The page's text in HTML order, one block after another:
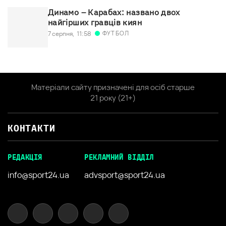
Динамо – Карабах: названо двох
найгірших гравців киян
7 серпня, 11:58 ФУТБОЛ
Матеріали сайту призначені для осіб старше
21 року (21+)
КОНТАКТИ
РЕДАКЦІЯ
info@sport24.ua
РЕКЛАМНИЙ ВІДДІЛ
advsport@sport24.ua